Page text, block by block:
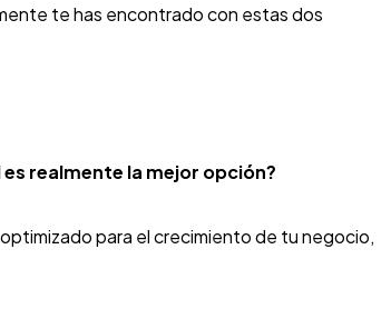
te has encontrado con estas dos
es realmente la mejor opción?
para el crecimiento de tu negocio,